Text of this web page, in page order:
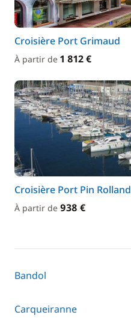
Croisière Port Grimaud
À partir de 1 812 €
Croisière Port Pin Rolland
À partir de 938 €
Bandol
Carqueiranne